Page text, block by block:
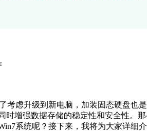
考虑升级到新电脑，加装固态硬盘也
时增强数据存储的稳定性和安全性。那
系统呢？接下来，我将为大家详细介